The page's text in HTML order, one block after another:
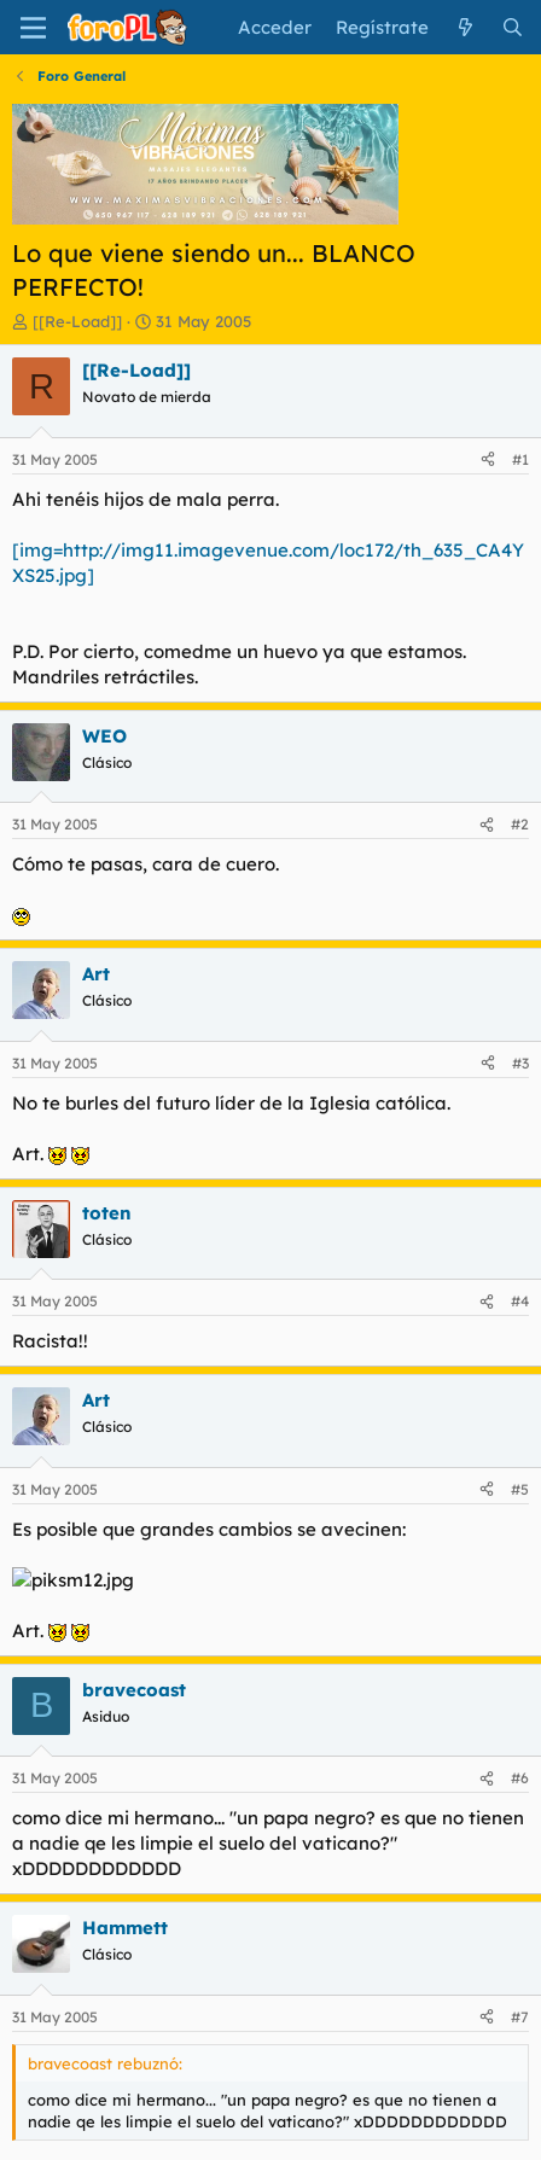
Acceder Regístrate
Foro General
Lo que viene siendo un... BLANCO
PERFECTO!
I
n
i
c
a
d
o
r
l
t
a
[[Re-Load]]
F
e
c
a
i
n
i
31 May 2005
R [[Re-Load]]
Novato de mierda
31 May 2005 #1
Ahi tenéis hijos de mala perra.
[img=http://img11.imagevenue.com/loc172/th_635_CA4Y
XS25.jpg]
P.D. Por cierto, comedme un huevo ya que estamos.
Mandriles retráctiles.
WEO
Clásico
31 May 2005 #2
Cómo te pasas, cara de cuero.
Art
Clásico
31 May 2005 #3
No te burles del futuro líder de la Iglesia católica.
Art.
toten
Clásico
31 May 2005 #4
Racista!!
Art
Clásico
31 May 2005 #5
Es posible que grandes cambios se avecinen:
Art.
B bravecoast
Asiduo
31 May 2005 #6
como dice mi hermano... "un papa negro? es que no tienen
a nadie qe les limpie el suelo del vaticano?"
xDDDDDDDDDDDD
Hammett
Clásico
31 May 2005 #7
bravecoast rebuznó:
como dice mi hermano... "un papa negro? es que no tienen a
nadie qe les limpie el suelo del vaticano?" xDDDDDDDDDDDD